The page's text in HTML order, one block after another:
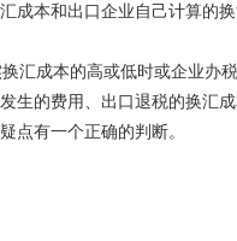
成本和出口企业自己计算的
汇成本的高或低时或企业办
生的费用、出口退税的换汇
点有一个正确的判断。